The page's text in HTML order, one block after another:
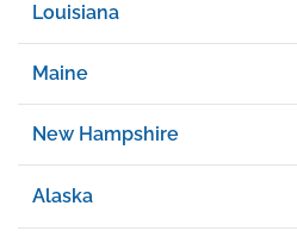
Louisiana
Maine
New Hampshire
Alaska